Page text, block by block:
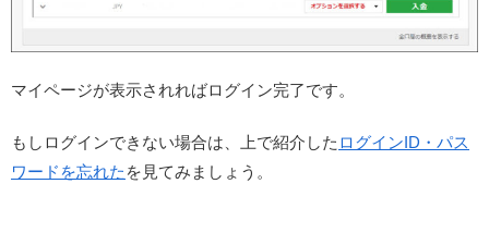
マイページが表示されればログイン完了です。
もしログインできない場合は、上で紹介した ログインID・パス
ワードを忘れた を見てみましょう。